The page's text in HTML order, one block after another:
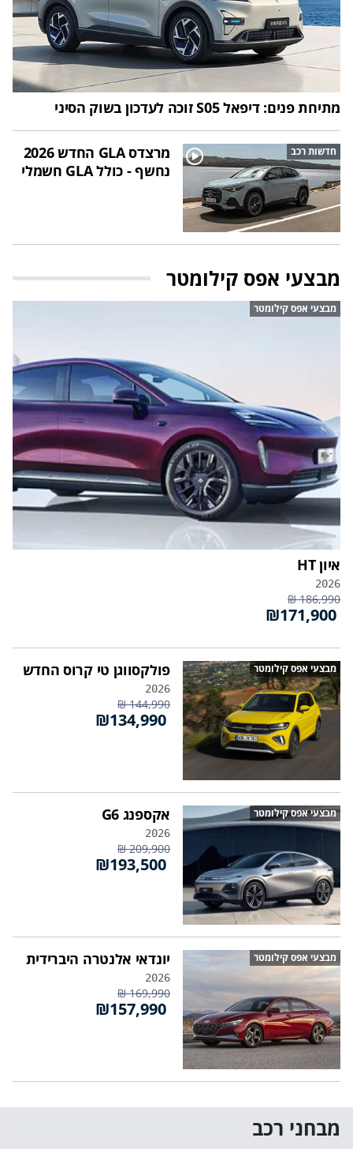
מתיחת פנים: דיפאל S05 זוכה לעדכון בשוק הסיני
חדשות רכב
מרצדס GLA החדש 2026
נחשף - כולל GLA חשמלי
מבצעי אפס קילומטר
מבצעי אפס קילומטר
איון HT
2026
186,990 ₪
מבצעי אפס קילומטר פולקסווגן טי קרוס החדש
2026
144,990 ₪
מבצעי אפס קילומטר אקספנג G6
2026
209,900 ₪
מבצעי אפס קילומטר יונדאי אלנטרה היברידית
2026
169,990 ₪
מבחני רכב